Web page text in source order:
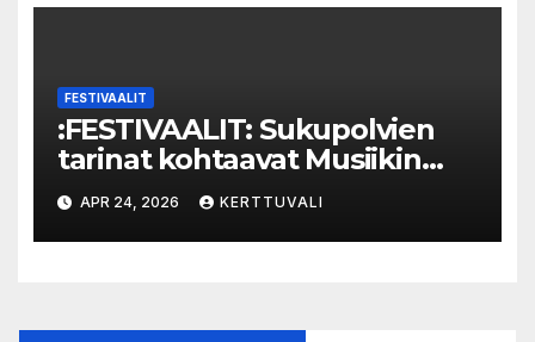
FESTIVAALIT
:FESTIVAALIT: Sukupolvien
tarinat kohtaavat Musiikin
ajassa
APR 24, 2026 KERTTUVALI